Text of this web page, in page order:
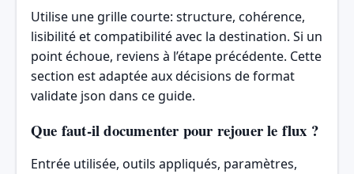
Utilise une grille courte: structure, cohérence,
lisibilité et compatibilité avec la destination. Si un
point échoue, reviens à l’étape précédente. Cette
section est adaptée aux décisions de format
validate json dans ce guide.
Que faut-il documenter pour rejouer le flux ?
Entrée utilisée, outils appliqués, paramètres,